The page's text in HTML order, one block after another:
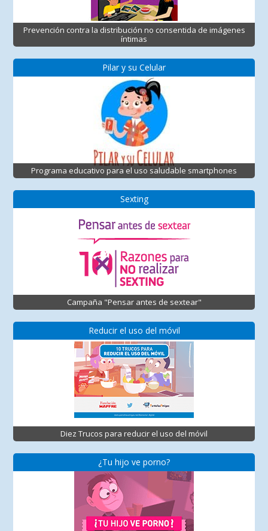
Prevención contra la distribución no consentida de imágenes
íntimas
Pilar y su Celular
Programa educativo para el uso saludable smartphones
Sexting
Campaña "Pensar antes de sextear"
Reducir el uso del móvil
Diez Trucos para reducir el uso del móvil
¿Tu hijo ve porno?